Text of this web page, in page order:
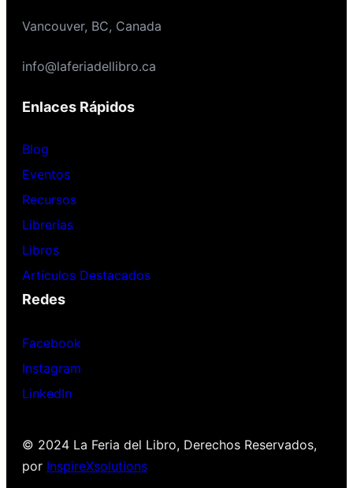
Vancouver, BC, Canada
info@laferiadellibro.ca
Enlaces Rápidos
Blog
Eventos
Recursos
Librerias
Libros
Artículos Destacados
Redes
Facebook
Instagram
LinkedIn
© 2024 La Feria del Libro, Derechos Reservados,
por InspireXsolutions